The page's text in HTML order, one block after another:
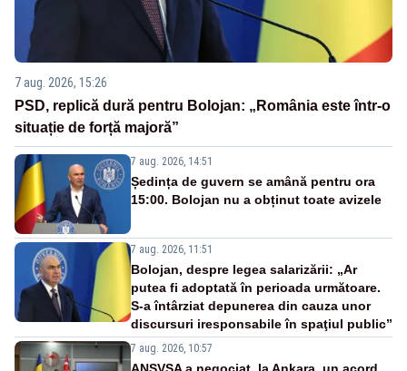
7 aug. 2026, 15:26
PSD, replică dură pentru Bolojan: „România este într-o
situație de forță majoră”
7 aug. 2026, 14:51
Ședința de guvern se amână pentru ora
15:00. Bolojan nu a obținut toate avizele
7 aug. 2026, 11:51
Bolojan, despre legea salarizării: „Ar
putea fi adoptată în perioada următoare.
S-a întârziat depunerea din cauza unor
discursuri iresponsabile în spaţiul public”
7 aug. 2026, 10:57